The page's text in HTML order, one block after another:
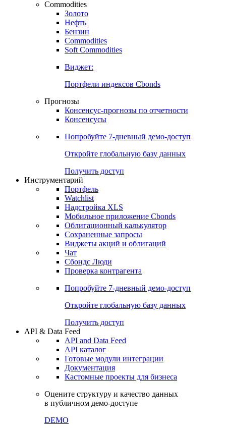
Commodities
Золото
Нефть
Бензин
Commodities
Soft Commodities
Виджет:
Портфели индексов Cbonds
Прогнозы
Консенсус-прогнозы по отчетности
Консенсусы
Попробуйте 7-дневный демо-доступ
Откройте глобальную базу данных
Получить доступ
Инструментарий
Портфель
Watchlist
Надстройка XLS
Мобильное приложение Cbonds
Облигационный калькулятор
Сохраненные запросы
Виджеты акций и облигаций
Чат
Сбондс Люди
Проверка контрагента
Попробуйте 7-дневный демо-доступ
Откройте глобальную базу данных
Получить доступ
API & Data Feed
API and Data Feed
API каталог
Готовые модули интеграции
Документация
Кастомные проекты для бизнеса
Оцените структуру и качество данных
в публичном демо-доступе
DEMO